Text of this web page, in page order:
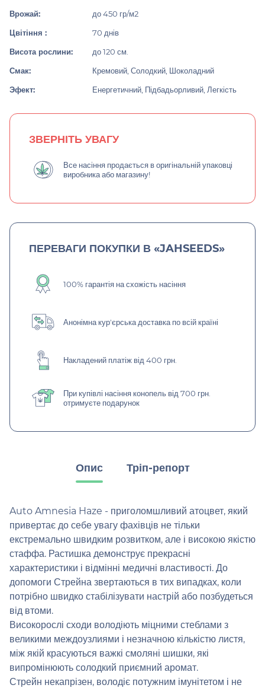
Врожай:
до 450 гр/м2
Цвітіння :
70 днів
Висота рослини:
до 120 см.
Смак:
Кремовий, Солодкий, Шоколадний
Эфект:
Енергетичний, Підбадьорливий, Легкість
ЗВЕРНІТЬ УВАГУ
Все насіння продається в оригінальній упаковці
виробника або магазину!
ПЕРЕВАГИ ПОКУПКИ В «JAHSEEDS»
100% гарантія на схожість насіння
Анонімна кур'єрська доставка по всій країні
Накладений платіж від 400 грн.
При купівлі насіння конопель від 700 грн.
отримуєте подарунок
Опис Тріп-репорт
Auto Amnesia Haze - приголомшливий атоцвет, який
привертає до себе увагу фахівців не тільки
екстремально швидким розвитком, але і високою якістю
стаффа. Растишка демонструє прекрасні
характеристики і відмінні медичні властивості. До
допомоги Стрейна звертаються в тих випадках, коли
потрібно швидко стабілізувати настрій або позбудеться
від втоми.
Високорослі сходи володіють міцними стеблами з
великими междоузлиями і незначною кількістю листя,
між якій красуються важкі смоляні шишки, які
випромінюють солодкий приємний аромат.
Стрейн некапрізен, володіє потужним імунітетом і не